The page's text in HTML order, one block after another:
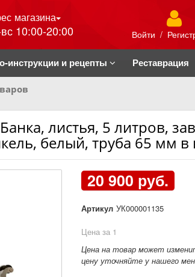
магазина
10:00-20:00 Войти /
инструкции и рецепты Реставрация
листья, 5 литров,
белый, труба 65 мм в
20 900 руб.
Артикул УК000001135
Цена за 1
Цена на товар может
цену уточняйте у нашего